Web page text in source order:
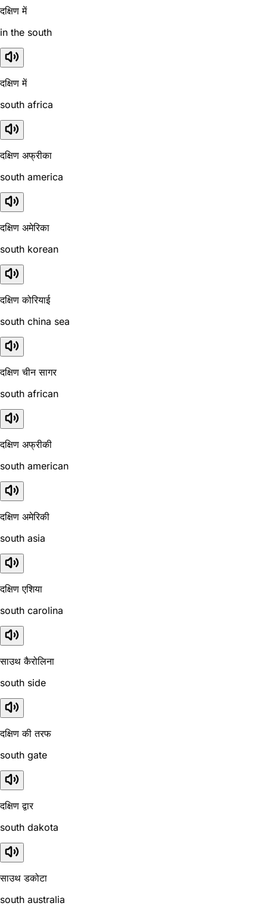
दक्षिण में
in the south
दक्षिण में
south africa
दक्षिण अफ्रीका
south america
दक्षिण अमेरिका
south korean
दक्षिण कोरियाई
south china sea
दक्षिण चीन सागर
south african
दक्षिण अफ्रीकी
south american
दक्षिण अमेरिकी
south asia
दक्षिण एशिया
south carolina
साउथ कैरोलिना
south side
दक्षिण की तरफ
south gate
दक्षिण द्वार
south dakota
साउथ डकोटा
south australia